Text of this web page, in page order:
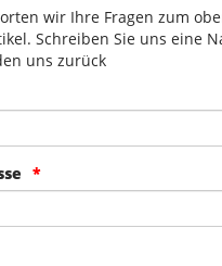
wir Ihre Fragen zum
Schreiben Sie uns eine
uns zurück